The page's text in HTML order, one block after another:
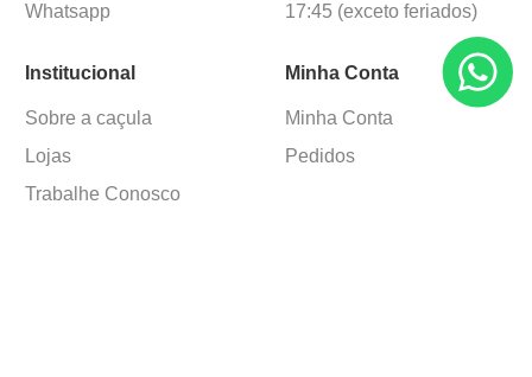
Whatsapp
17:45 (exceto feriados)
Institucional
Sobre a caçula
Lojas
Trabalhe Conosco
Minha Conta
Minha Conta
Pedidos